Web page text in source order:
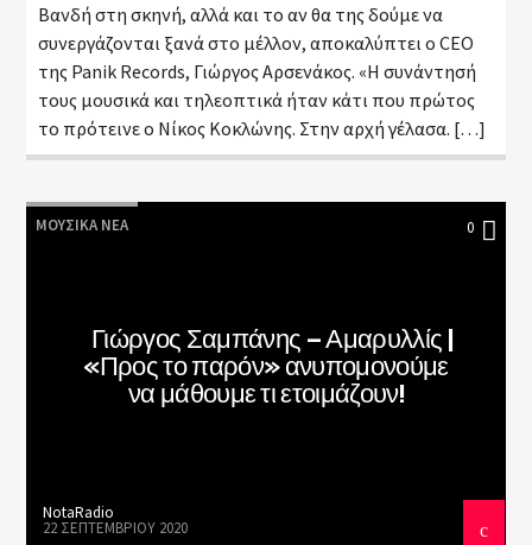
Βανδή στη σκηνή, αλλά και το αν θα της δούμε να
συνεργάζονται ξανά στο μέλλον, αποκαλύπτει ο CEO
της Panik Records, Γιώργος Αρσενάκος. «Η συνάντησή
τους μουσικά και τηλεοπτικά ήταν κάτι που πρώτος
το πρότεινε ο Νίκος Κοκλώνης. Στην αρχή γέλασα. […]
ΜΟΥΣΙΚΆ ΝΈΑ 0
Γιώργος Σαμπάνης – Αμαρυλλίς |
«Προς το παρόν» ανυπομονούμε
να μάθουμε τι ετοιμάζουν!
NotaRadio
22 ΣΕΠΤΕΜΒΡΊΟΥ 2020